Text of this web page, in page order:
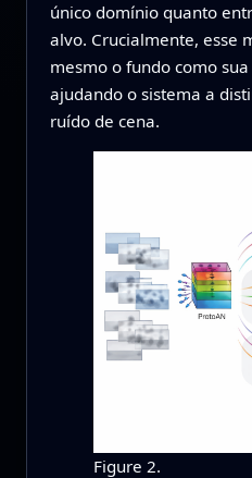
único domínio quanto
alvo. Crucialmente, esse
mesmo o fundo como
ajudando o sistema a
ruído de cena.
Figure 2.